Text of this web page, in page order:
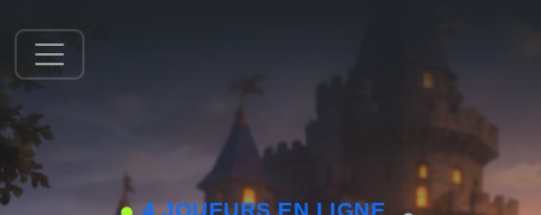
4 JOUEURS EN LIGNE